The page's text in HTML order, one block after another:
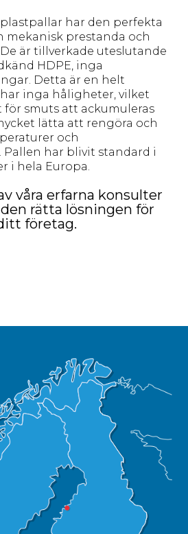
har den perfekta
mekanisk prestanda och
är tillverkade uteslutande
HDPE, inga
Detta är en helt
inga håligheter, vilket
smuts att ackumuleras
lätta att rengöra och
och
Pallen har blivit standard i
i hela Europa.
våra erfarna konsulter
rätta lösningen för
företag.